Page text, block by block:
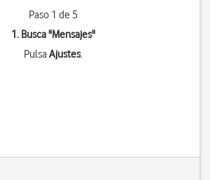
Paso 1 de 5
1. Busca "Mensajes"
PulsaAjustes.